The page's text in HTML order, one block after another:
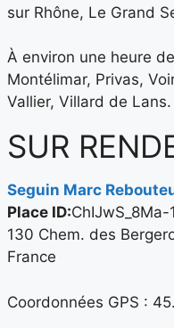
sur Rhône, Le Grand
​À environ une heure
Montélimar, Privas,
Vallier, Villard de Lans.
SUR
Seguin Marc
Place ID:
130 Chem. des
France
Coordonnées GPS :